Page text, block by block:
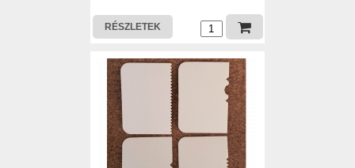
RÉSZLETEK